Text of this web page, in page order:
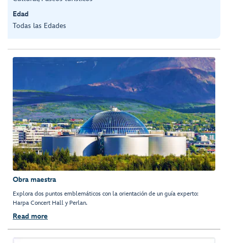
Edad
Todas las Edades
Obra maestra
Explora dos puntos emblemáticos con la orientación de un guía experto:
Harpa Concert Hall y Perlan.
Read more